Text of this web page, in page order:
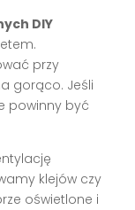
DIY
przy
gorąco. Jeśli
powinny być
klejów czy
oświetlone i